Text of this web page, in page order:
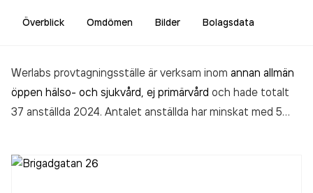
Överblick Omdömen Bilder Bolagsdata
Werlabs provtagningsställe är verksam inom annan allmän
öppen hälso- och sjukvård, ej primärvård och hade totalt
37 anställda 2024. Antalet anställda har minskat med 5
2015. Werlabs provtagningsställe